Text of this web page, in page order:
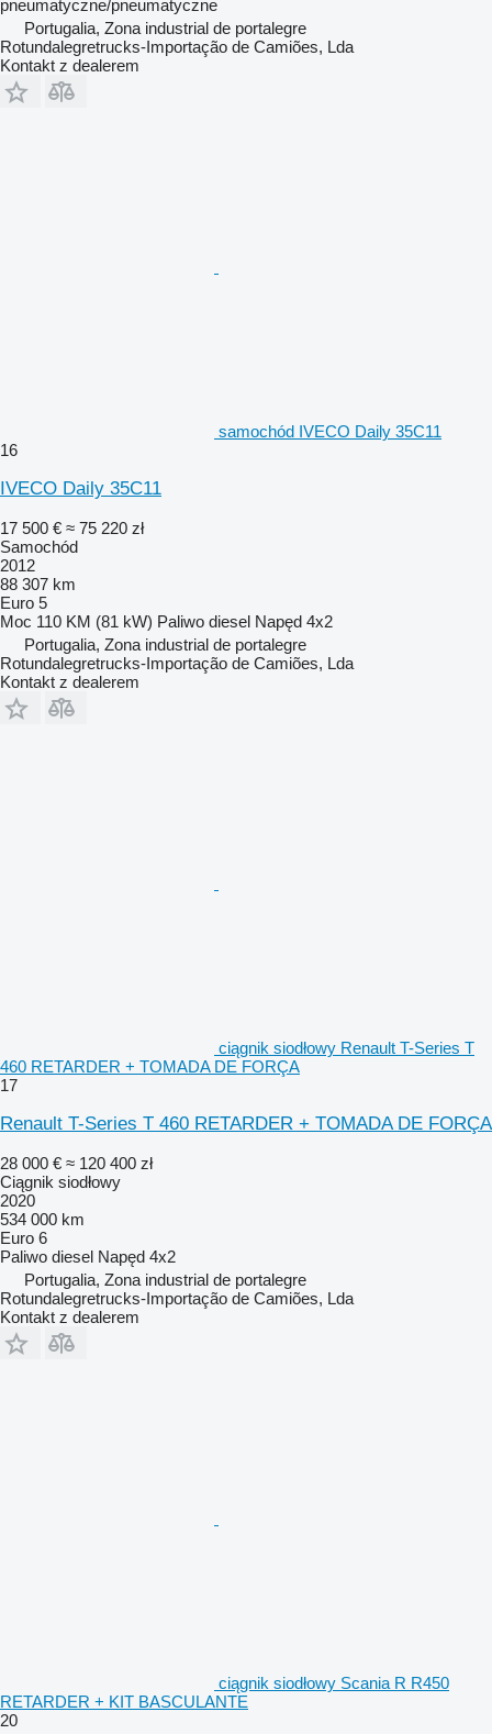
pneumatyczne/pneumatyczne
Portugalia, Zona industrial de portalegre
Rotundalegretrucks-Importação de Camiões, Lda
Kontakt z dealerem
samochód IVECO Daily 35C11
16
IVECO Daily 35C11
17 500 € ≈ 75 220 zł
Samochód
2012
88 307 km
Euro 5
Moc 110 KM (81 kW) Paliwo diesel Napęd 4x2
Portugalia, Zona industrial de portalegre
Rotundalegretrucks-Importação de Camiões, Lda
Kontakt z dealerem
ciągnik siodłowy Renault T-Series T
460 RETARDER + TOMADA DE FORÇA
17
Renault T-Series T 460 RETARDER + TOMADA DE FORÇA
28 000 € ≈ 120 400 zł
Ciągnik siodłowy
2020
534 000 km
Euro 6
Paliwo diesel Napęd 4x2
Portugalia, Zona industrial de portalegre
Rotundalegretrucks-Importação de Camiões, Lda
Kontakt z dealerem
ciągnik siodłowy Scania R R450
RETARDER + KIT BASCULANTE
20